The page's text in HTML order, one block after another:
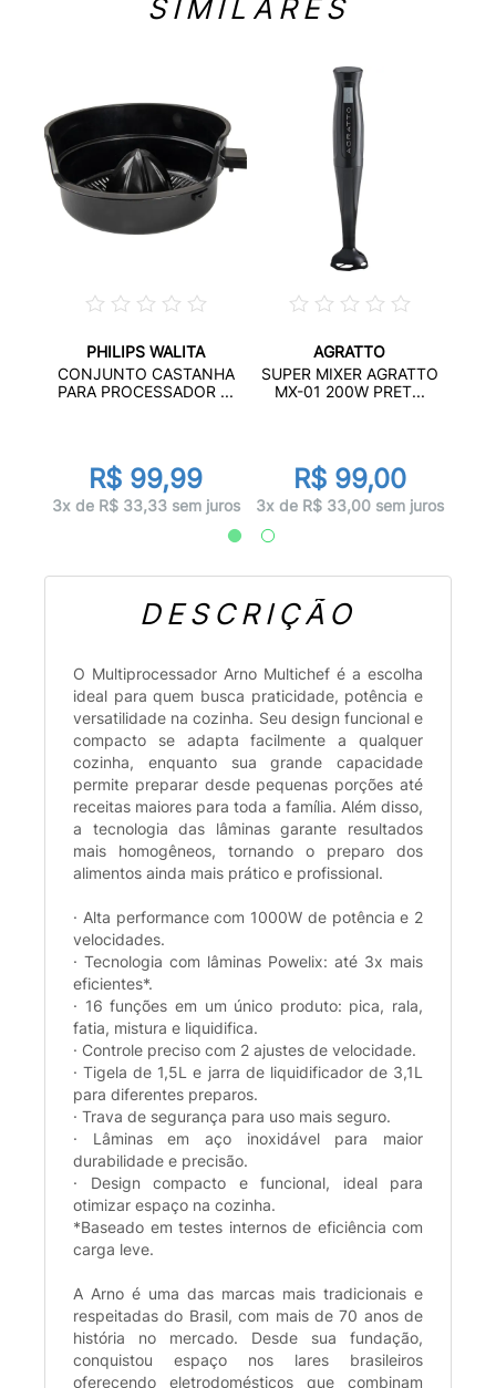
SIMILARES
PHILIPS WALITA
CONJUNTO CASTANHA
PARA PROCESSADOR ...
R$ 99,99
3x de R$ 33,33 sem juros
AGRATTO
SUPER MIXER AGRATTO
MX-01 200W PRET...
R$ 99,00
3x de R$ 33,00 sem juros
DESCRIÇÃO
O Multiprocessador Arno Multichef é a escolha
ideal para quem busca praticidade, potência e
versatilidade na cozinha. Seu design funcional e
compacto se adapta facilmente a qualquer
cozinha, enquanto sua grande capacidade
permite preparar desde pequenas porções até
receitas maiores para toda a família. Além disso,
a tecnologia das lâminas garante resultados
mais homogêneos, tornando o preparo dos
alimentos ainda mais prático e profissional.
· Alta performance com 1000W de potência e 2
velocidades.
· Tecnologia com lâminas Powelix: até 3x mais
eficientes*.
· 16 funções em um único produto: pica, rala,
fatia, mistura e liquidifica.
· Controle preciso com 2 ajustes de velocidade.
· Tigela de 1,5L e jarra de liquidificador de 3,1L
para diferentes preparos.
· Trava de segurança para uso mais seguro.
· Lâminas em aço inoxidável para maior
durabilidade e precisão.
· Design compacto e funcional, ideal para
otimizar espaço na cozinha.
*Baseado em testes internos de eficiência com
carga leve.
A Arno é uma das marcas mais tradicionais e
respeitadas do Brasil, com mais de 70 anos de
história no mercado. Desde sua fundação,
conquistou espaço nos lares brasileiros
oferecendo eletrodomésticos que combinam